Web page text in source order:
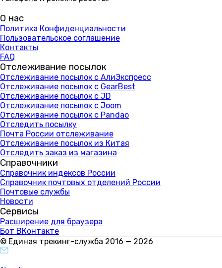
О нас
Политика Конфиденциальности
Пользовательское соглашение
Контакты
FAQ
Отслеживание посылок
Отслеживание посылок с АлиЭкспресс
Отслеживание посылок с GearBest
Отслеживание посылок с JD
Отслеживание посылок с Joom
Отслеживание посылок с Pandao
Отследить посылку
Почта России отслеживание
Отслеживание посылок из Китая
Отследить заказ из магазина
Справочники
Справочник индексов России
Справочник почтовых отделений России
Почтовые службы
Новости
Сервисы
Расширение для браузера
Бот ВКонтакте
© Единая трекинг-служба 2016 — 2026